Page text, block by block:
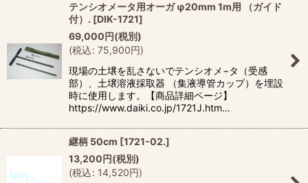
テンシオメータ用オーガ φ20mm 1m用 （ガイド
付）. [DIK-1721]
69,000円(税別)
(税込: 75,900円)
現場の土壌を乱さないでテンシオメ−タ（受感
部）、土壌溶液採取器 （集液導管カップ）を埋設
時に使用します。【商品詳細ページ】
https://www.daiki.co.jp/1721J.htm…
継柄 50cm [1721-02.]
13,200円(税別)
(税込: 14,520円)